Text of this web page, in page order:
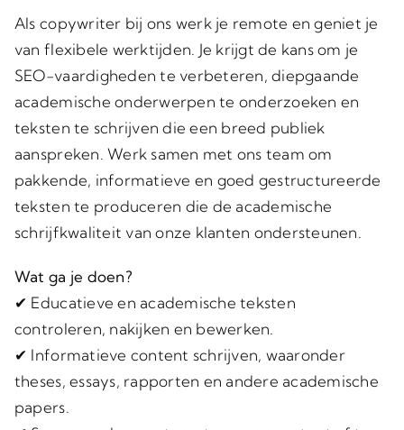
Als copywriter bij ons werk je remote en geniet je
van flexibele werktijden. Je krijgt de kans om je
SEO-vaardigheden te verbeteren, diepgaande
academische onderwerpen te onderzoeken en
teksten te schrijven die een breed publiek
aanspreken. Werk samen met ons team om
pakkende, informatieve en goed gestructureerde
teksten te produceren die de academische
schrijfkwaliteit van onze klanten ondersteunen.
Wat ga je doen?
✔ Educatieve en academische teksten
controleren, nakijken en bewerken.
✔ Informatieve content schrijven, waaronder
theses, essays, rapporten en andere academische
papers.